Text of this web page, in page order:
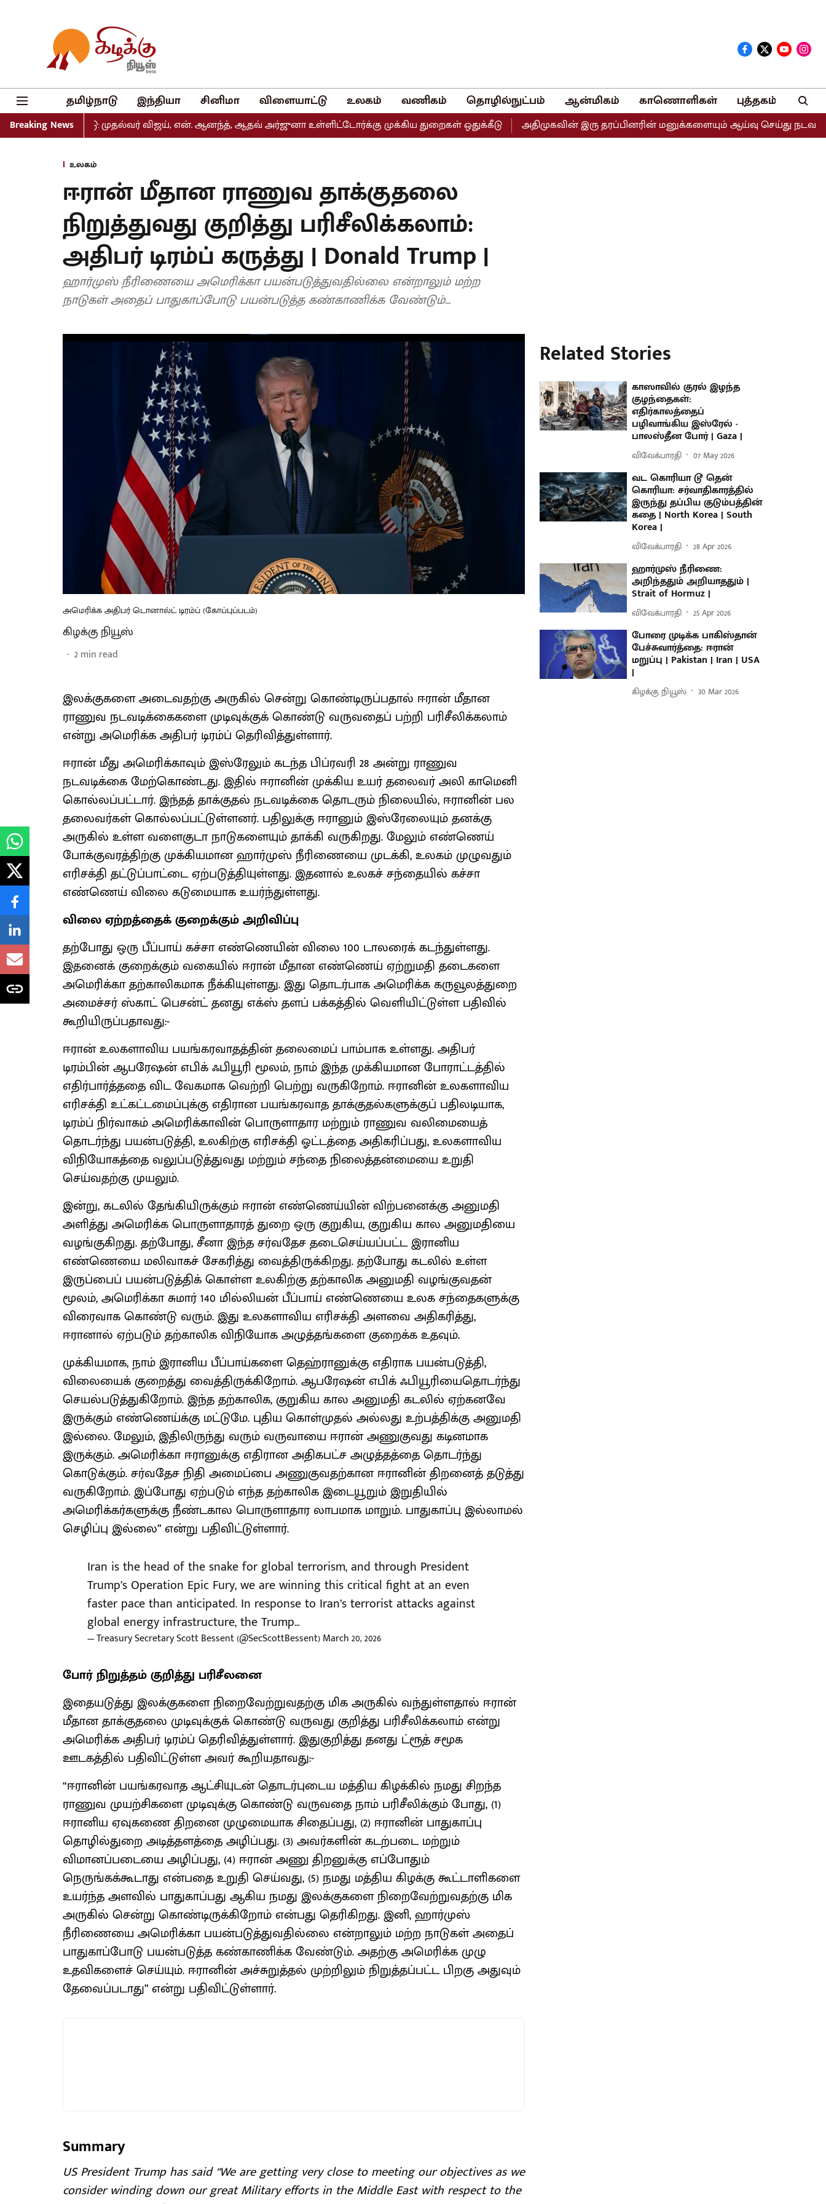
தமிழ்நாடு இந்தியா சினிமா விளையாட்டு உலகம் வணிகம் தொழில்நுட்பம் ஆன்மிகம் காணொளிகள் புத்தகம்
Breaking News
வெளியீடு: முதல்வர் விஜய், என். ஆனந்த், ஆதவ் அர்ஜுனா உள்ளிட்டோர்க்கு முக்கிய துறைகள் ஒதுக்கீடு அதிமுகவின் இரு தரப்பினரின் மனுக்களையும் ஆய்வு செய்து நடவடிக்கை
உலகம்
ஈரான் மீதான ராணுவ தாக்குதலை
நிறுத்துவது குறித்து பரிசீலிக்கலாம்:
அதிபர் டிரம்ப் கருத்து | Donald Trump |
ஹார்முஸ் நீரிணையை அமெரிக்கா பயன்படுத்துவதில்லை என்றாலும் மற்ற
நாடுகள் அதைப் பாதுகாப்போடு பயன்படுத்த கண்காணிக்க வேண்டும்...
அமெரிக்க அதிபர் டொனால்ட் டிரம்ப் (கோப்புப்படம்)
கிழக்கு நியூஸ்
2min read
இலக்குகளை அடைவதற்கு அருகில் சென்று கொண்டிருப்பதால் ஈரான் மீதான
ராணுவ நடவடிக்கைகளை முடிவுக்குக் கொண்டு வருவதைப் பற்றி பரிசீலிக்கலாம்
என்று அமெரிக்க அதிபர் டிரம்ப் தெரிவித்துள்ளார்.
ஈரான் மீது அமெரிக்காவும் இஸ்ரேலும் கடந்த பிப்ரவரி 28 அன்று ராணுவ
நடவடிக்கை மேற்கொண்டது. இதில் ஈரானின் முக்கிய உயர் தலைவர் அலி காமெனி
கொல்லப்பட்டார். இந்தத் தாக்குதல் நடவடிக்கை தொடரும் நிலையில், ஈரானின் பல
தலைவர்கள் கொல்லப்பட்டுள்ளனர். பதிலுக்கு ஈரானும் இஸ்ரேலையும் தனக்கு
அருகில் உள்ள வளைகுடா நாடுகளையும் தாக்கி வருகிறது. மேலும் எண்ணெய்
போக்குவரத்திற்கு முக்கியமான ஹார்முஸ் நீரிணையை முடக்கி, உலகம் முழுவதும்
எரிசக்தி தட்டுப்பாட்டை ஏற்படுத்தியுள்ளது. இதனால் உலகச் சந்தையில் கச்சா
எண்ணெய் விலை கடுமையாக உயர்ந்துள்ளது.
விலை ஏற்றத்தைக் குறைக்கும் அறிவிப்பு
தற்போது ஒரு பீப்பாய் கச்சா எண்ணெயின் விலை 100 டாலரைக் கடந்துள்ளது.
இதனைக் குறைக்கும் வகையில் ஈரான் மீதான எண்ணெய் ஏற்றுமதி தடைகளை
அமெரிக்கா தற்காலிகமாக நீக்கியுள்ளது. இது தொடர்பாக அமெரிக்க கருவூலத்துறை
அமைச்சர் ஸ்காட் பெசன்ட் தனது எக்ஸ் தளப் பக்கத்தில் வெளியிட்டுள்ள பதிவில்
கூறியிருப்பதாவது:-
ஈரான் உலகளாவிய பயங்கரவாதத்தின் தலைமைப் பாம்பாக உள்ளது. அதிபர்
டிரம்பின் ஆபரேஷன் எபிக் ஃபியூரி மூலம், நாம் இந்த முக்கியமான போராட்டத்தில்
எதிர்பார்த்ததை விட வேகமாக வெற்றி பெற்று வருகிறோம். ஈரானின் உலகளாவிய
எரிசக்தி உட்கட்டமைப்புக்கு எதிரான பயங்கரவாத தாக்குதல்களுக்குப் பதிலடியாக,
டிரம்ப் நிர்வாகம் அமெரிக்காவின் பொருளாதார மற்றும் ராணுவ வலிமையைத்
தொடர்ந்து பயன்படுத்தி, உலகிற்கு எரிசக்தி ஓட்டத்தை அதிகரிப்பது, உலகளாவிய
விநியோகத்தை வலுப்படுத்துவது மற்றும் சந்தை நிலைத்தன்மையை உறுதி
செய்வதற்கு முயலும்.
இன்று, கடலில் தேங்கியிருக்கும் ஈரான் எண்ணெய்யின் விற்பனைக்கு அனுமதி
அளித்து அமெரிக்க பொருளாதாரத் துறை ஒரு குறுகிய, குறுகிய கால அனுமதியை
வழங்குகிறது. தற்போது, சீனா இந்த சர்வதேச தடைசெய்யப்பட்ட இரானிய
எண்ணெயை மலிவாகச் சேகரித்து வைத்திருக்கிறது. தற்போது கடலில் உள்ள
இருப்பைப் பயன்படுத்திக் கொள்ள உலகிற்கு தற்காலிக அனுமதி வழங்குவதன்
மூலம், அமெரிக்கா சுமார் 140 மில்லியன் பீப்பாய் எண்ணெயை உலக சந்தைகளுக்கு
விரைவாக கொண்டு வரும். இது உலகளாவிய எரிசக்தி அளவை அதிகரித்து,
ஈரானால் ஏற்படும் தற்காலிக விநியோக அழுத்தங்களை குறைக்க உதவும்.
முக்கியமாக, நாம் இரானிய பீப்பாய்களை தெஹ்ரானுக்கு எதிராக பயன்படுத்தி,
விலையைக் குறைத்து வைத்திருக்கிறோம். ஆபரேஷன் எபிக் ஃபியூரியைதொடர்ந்து
செயல்படுத்துகிறோம். இந்த தற்காலிக, குறுகிய கால அனுமதி கடலில் ஏற்கனவே
இருக்கும் எண்ணெய்க்கு மட்டுமே. புதிய கொள்முதல் அல்லது உற்பத்திக்கு அனுமதி
இல்லை. மேலும், இதிலிருந்து வரும் வருவாயை ஈரான் அணுகுவது கடினமாக
இருக்கும். அமெரிக்கா ஈரானுக்கு எதிரான அதிகபட்ச அழுத்தத்தை தொடர்ந்து
கொடுக்கும். சர்வதேச நிதி அமைப்பை அணுகுவதற்கான ஈரானின் திறனைத் தடுத்து
வருகிறோம். இப்போது ஏற்படும் எந்த தற்காலிக இடையூறும் இறுதியில்
அமெரிக்கர்களுக்கு நீண்டகால பொருளாதார லாபமாக மாறும். பாதுகாப்பு இல்லாமல்
செழிப்பு இல்லை” என்று பதிவிட்டுள்ளார்.
Iran is the head of the snake for global terrorism, and through President
Trump’s Operation Epic Fury, we are winning this critical fight at an even
faster pace than anticipated. In response to Iran’s terrorist attacks against
global energy infrastructure, the Trump…
— Treasury Secretary Scott Bessent (@SecScottBessent)March 20, 2026
போர் நிறுத்தம் குறித்து பரிசீலனை
இதையடுத்து இலக்குகளை நிறைவேற்றுவதற்கு மிக அருகில் வந்துள்ளதால் ஈரான்
மீதான தாக்குதலை முடிவுக்குக் கொண்டு வருவது குறித்து பரிசீலிக்கலாம் என்று
அமெரிக்க அதிபர் டிரம்ப் தெரிவித்துள்ளார். இதுகுறித்து தனது ட்ரூத் சமூக
ஊடகத்தில் பதிவிட்டுள்ள அவர் கூறியதாவது:-
“ஈரானின் பயங்கரவாத ஆட்சியுடன் தொடர்புடைய மத்திய கிழக்கில் நமது சிறந்த
ராணுவ முயற்சிகளை முடிவுக்கு கொண்டு வருவதை நாம் பரிசீலிக்கும் போது, (1)
ஈரானிய ஏவுகணை திறனை முழுமையாக சிதைப்பது, (2) ஈரானின் பாதுகாப்பு
தொழில்துறை அடித்தளத்தை அழிப்பது. (3) அவர்களின் கடற்படை மற்றும்
விமானப்படையை அழிப்பது, (4) ஈரான் அணு திறனுக்கு எப்போதும்
நெருங்கக்கூடாது என்பதை உறுதி செய்வது, (5) நமது மத்திய கிழக்கு கூட்டாளிகளை
உயர்ந்த அளவில் பாதுகாப்பது ஆகிய நமது இலக்குகளை நிறைவேற்றுவதற்கு மிக
அருகில் சென்று கொண்டிருக்கிறோம் என்பது தெரிகிறது. இனி, ஹார்முஸ்
நீரிணையை அமெரிக்கா பயன்படுத்துவதில்லை என்றாலும் மற்ற நாடுகள் அதைப்
பாதுகாப்போடு பயன்படுத்த கண்காணிக்க வேண்டும். அதற்கு அமெரிக்க முழு
உதவிகளைச் செய்யும். ஈரானின் அச்சுறுத்தல் முற்றிலும் நிறுத்தப்பட்ட பிறகு அதுவும்
தேவைப்படாது” என்று பதிவிட்டுள்ளார்.
Summary
US President Trump has said ”We are getting very close to meeting our objectives as we
consider winding down our great Military efforts in the Middle East with respect to the
Related Stories
காஸாவில் குரல் இழந்த
குழந்தைகள்:
எதிர்காலத்தைப்
பழிவாங்கிய இஸ்ரேல் -
பாலஸ்தீன போர் | Gaza |
விவேக்பாரதி 07 May 2026
வட கொரியா டூ தென்
கொரியா: சர்வாதிகாரத்தில்
இருந்து தப்பிய குடும்பத்தின்
கதை | North Korea | South
Korea |
விவேக்பாரதி 28 Apr 2026
ஹார்முஸ் நீரிணை:
அறிந்ததும் அறியாததும் |
Strait of Hormuz |
விவேக்பாரதி 25 Apr 2026
போரை முடிக்க பாகிஸ்தான்
பேச்சுவார்த்தை: ஈரான்
மறுப்பு | Pakistan | Iran | USA
|
கிழக்கு நியூஸ் 30 Mar 2026